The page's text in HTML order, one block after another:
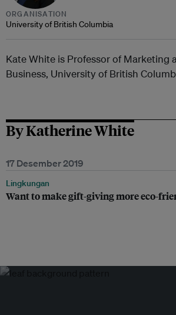
ORGANISATION
University of British Columbia
Kate White is Professor of Marketing
Business, University of British
By Katherine White
17 Desember 2019
Lingkungan
Want to make gift-giving more eco-